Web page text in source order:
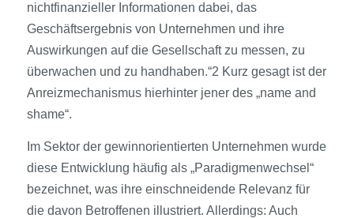
nichtfinanzieller Informationen dabei, das
Geschäftsergebnis von Unternehmen und ihre
Auswirkungen auf die Gesellschaft zu messen, zu
überwachen und zu handhaben.“2 Kurz gesagt ist der
Anreizmechanismus hierhinter jener des „name and
shame“.
Im Sektor der gewinnorientierten Unternehmen wurde
diese Entwicklung häufig als „Paradigmenwechsel“
bezeichnet, was ihre einschneidende Relevanz für
die davon Betroffenen illustriert. Allerdings: Auch